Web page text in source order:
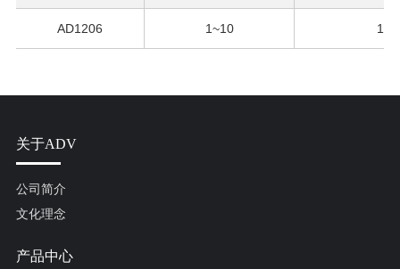
AD1206 1~10 1
关于ADV
公司简介
文化理念
产品中心